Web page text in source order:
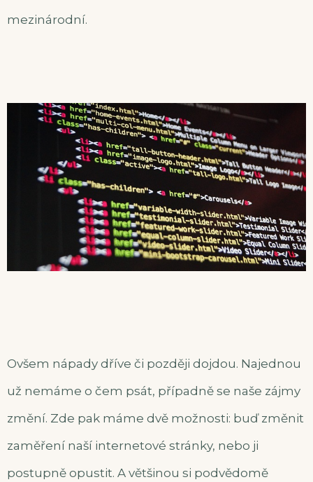
mezinárodní.
Ovšem nápady dříve či později dojdou. Najednou
už nemáme o čem psát, případně se naše zájmy
změní. Zde pak máme dvě možnosti: buď změnit
zaměření naší internetové stránky, nebo ji
postupně opustit. A většinou si podvědomě